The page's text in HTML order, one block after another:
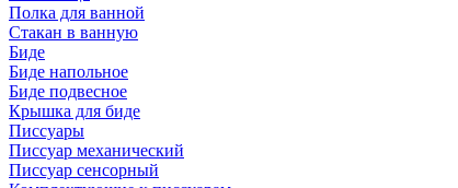
Полка для ванной
Стакан в ванную
Биде
Биде напольное
Биде подвесное
Крышка для биде
Писсуары
Писсуар механический
Писсуар сенсорный